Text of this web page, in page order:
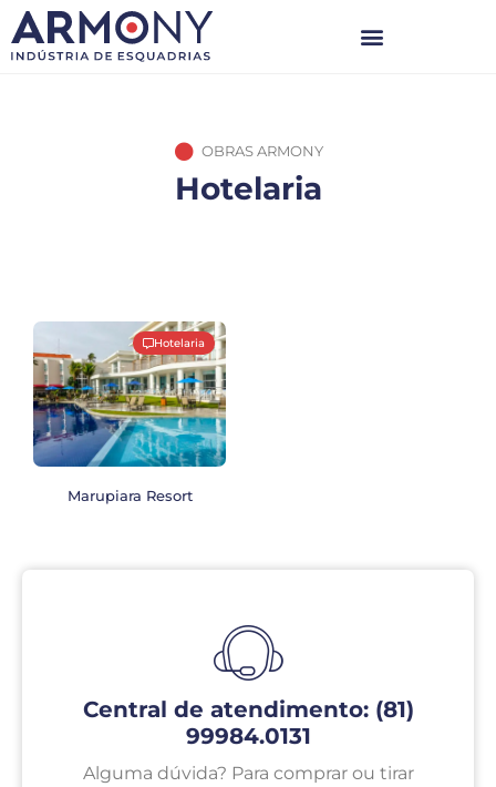
OBRAS ARMONY
Hotelaria
Hotelaria
Marupiara Resort
Central de atendimento: (81)
99984.0131
Alguma dúvida? Para comprar ou tirar